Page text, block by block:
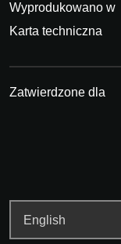
Wyprodukowano w
Karta techniczna
Zatwierdzone dla